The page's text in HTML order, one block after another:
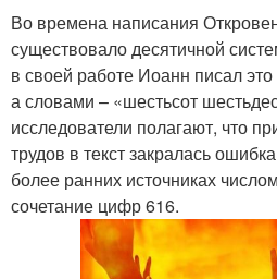
Во времена написания
существовало десятичной
в своей работе Иоанн писал
а словами – «шестьсот
исследователи полагают, что
трудов в текст закралась
более ранних источниках
сочетание цифр 616.